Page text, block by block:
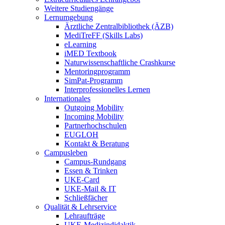
Weitere Studiengänge
Lernumgebung
Ärztliche Zentralbibliothek (ÄZB)
MediTreFF (Skills Labs)
eLearning
iMED Textbook
Naturwissenschaftliche Crashkurse
Mentoringprogramm
SimPat-Programm
Interprofessionelles Lernen
Internationales
Outgoing Mobility
Incoming Mobility
Partnerhochschulen
EUGLOH
Kontakt & Beratung
Campusleben
Campus-Rundgang
Essen & Trinken
UKE-Card
UKE-Mail & IT
Schließfächer
Qualität & Lehrservice
Lehraufträge